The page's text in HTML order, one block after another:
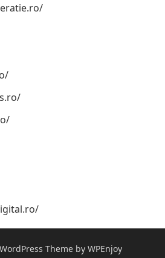
WordPress Themeby WPEnjoy